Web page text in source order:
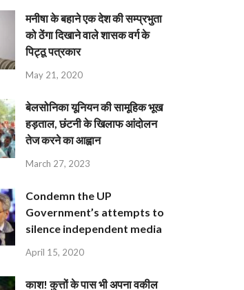
मनीषा के बहाने एक देश की सम्प्रभुता
को ठेंगा दिखाने वाले शासक वर्ग के
पिट्ठू पत्रकार
May 21, 2020
बेलसोनिका यूनियन की सामूहिक भूख
हड़ताल, छंटनी के खिलाफ आंदोलन
तेज करने का आह्वान
March 27, 2023
Condemn the UP
Government’s attempts to
silence independent media
April 15, 2020
काश! कुत्तों के पास भी अपना वकील